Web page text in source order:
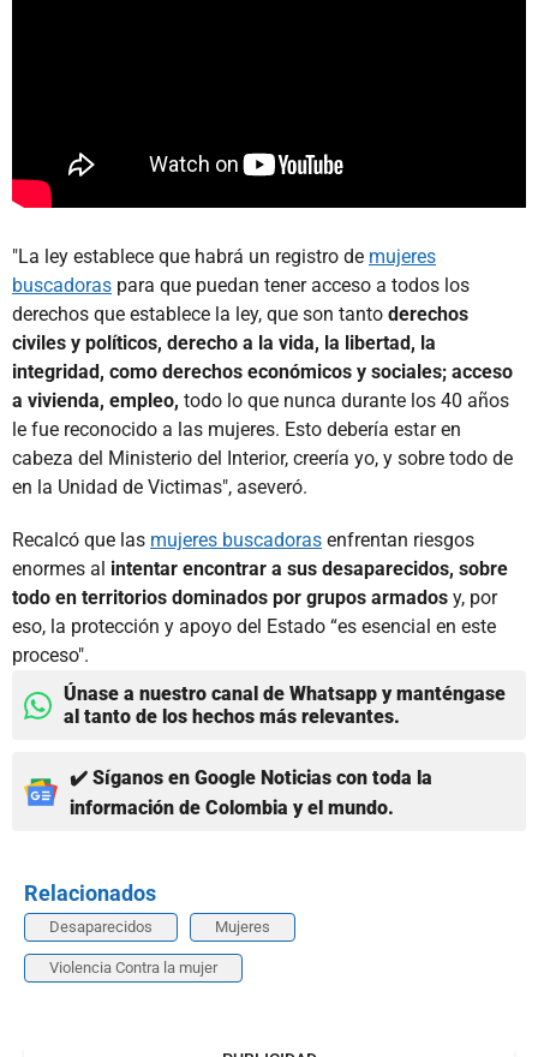
"La ley establece que habrá un registro de mujeres
buscadoras para que puedan tener acceso a todos los
derechos que establece la ley, que son tanto derechos
civiles y políticos, derecho a la vida, la libertad, la
integridad, como derechos económicos y sociales; acceso
a vivienda, empleo, todo lo que nunca durante los 40 años
le fue reconocido a las mujeres. Esto debería estar en
cabeza del Ministerio del Interior, creería yo, y sobre todo de
en la Unidad de Victimas", aseveró.
Recalcó que las mujeres buscadoras enfrentan riesgos
enormes al intentar encontrar a sus desaparecidos, sobre
todo en territorios dominados por grupos armados y, por
eso, la protección y apoyo del Estado “es esencial en este
proceso".
Únase a nuestro canal de Whatsapp y manténgase
al tanto de los hechos más relevantes.
✔️ Síganos en Google Noticias con toda la
información de Colombia y el mundo.
Relacionados
Desaparecidos Mujeres
Violencia Contra la mujer